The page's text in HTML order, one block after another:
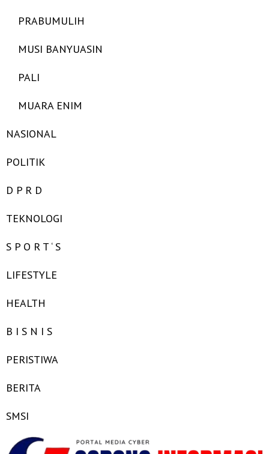
PRABUMULIH
MUSI BANYUASIN
PALI
MUARA ENIM
NASIONAL
POLITIK
D P R D
TEKNOLOGI
S P O R T ‘ S
LIFESTYLE
HEALTH
B I S N I S
PERISTIWA
BERITA
SMSI